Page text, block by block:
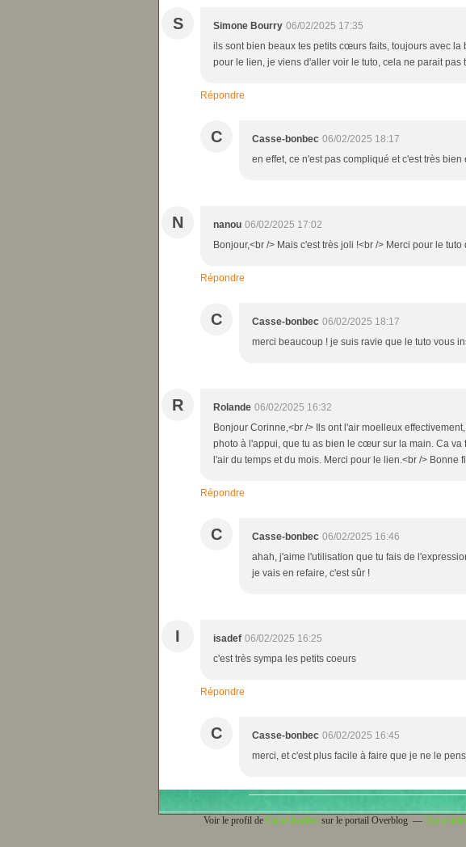
S Simone Bourry 06/02/2025 17:35
ils sont bien beaux tes petits cœurs faits, toujours avec
pour le lien, je viens d'aller voir le tuto, cela ne parait pas
Répondre
C Casse-bonbec 06/02/2025 18:17
en effet, ce n'est pas compliqué et c'est très bien
N nanou 06/02/2025 17:02
Bonjour,<br /> Mais c'est très joli !<br /> Merci pour le
Répondre
C Casse-bonbec 06/02/2025 18:17
merci beaucoup ! je suis ravie que le tuto vous
R Rolande 06/02/2025 16:32
Bonjour Corinne,<br /> Ils ont l'air moelleux
photo à l'appui, que tu as bien le cœur sur la main. Ca
l'air du temps et du mois. Merci pour le lien.<br /> Bonne
Répondre
C Casse-bonbec 06/02/2025 16:46
ahah, j'aime l'utilisation que tu fais de
je vais en refaire, c'est sûr !
I isadef 06/02/2025 16:25
c'est très sympa les petits coeurs
Répondre
C Casse-bonbec 06/02/2025 16:45
merci, et c'est plus facile à faire que je ne le
Voir le profil de Casse-bonbec sur le portail Overblog Top